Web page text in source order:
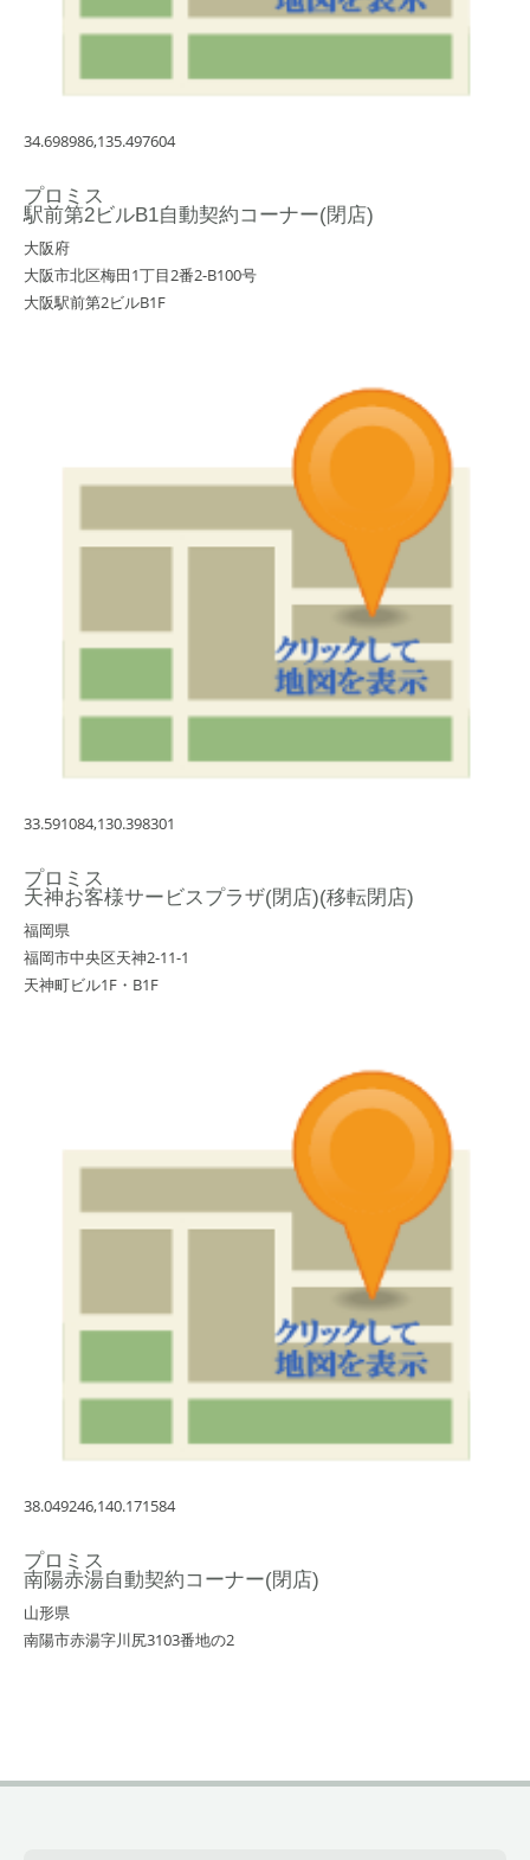
34.698986,135.497604
プロミス
駅前第2ビルB1自動契約コーナー(閉店)
大阪府
大阪市北区梅田1丁目2番2-B100号
大阪駅前第2ビルB1F
33.591084,130.398301
プロミス
天神お客様サービスプラザ(閉店)(移転閉店)
福岡県
福岡市中央区天神2-11-1
天神町ビル1F・B1F
38.049246,140.171584
プロミス
南陽赤湯自動契約コーナー(閉店)
山形県
南陽市赤湯字川尻3103番地の2